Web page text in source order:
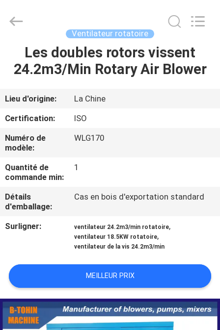
MAISON
VIDÉOS
AU
SUJET
DE
NOUS
VISITE
CONTRÔLE
DE
QUALITÉ
Tohin
Machine
Ventilateur rotatoire
Les doubles rotors vissent
24.2m3/Min Rotary Air Blower
Lieu d'origine:
La Chine
Certification:
ISO
Numéro de
modèle:
WLG170
Quantité de
commande min:
1
Détails
d'emballage:
Cas en bois d'exportation standard
Surligner: ventilateur 24.2m3/min rotatoire,
ventilateur 18.5KW rotatoire,
ventilateur de la vis 24.2m3/min
MEILLEUR PRIX